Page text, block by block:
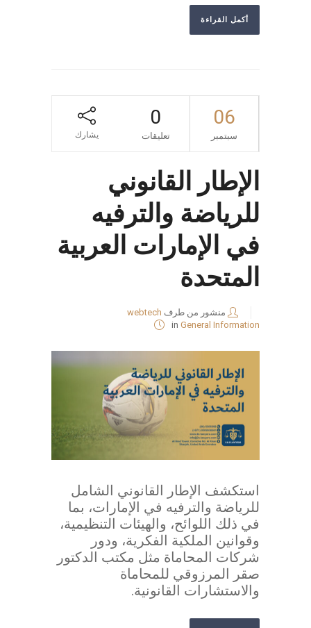
أكمل القراءة
06
سبتمبر
0
تعليقات يشارك
الإطار القانوني
للرياضة والترفيه
في الإمارات العربية
المتحدة
منشور من طرف webtech
in General Information
استكشف الإطار القانوني الشامل
للرياضة والترفيه في الإمارات، بما
في ذلك اللوائح، والهيئات التنظيمية،
وقوانين الملكية الفكرية، ودور
شركات المحاماة مثل مكتب الدكتور
صقر المرزوقي للمحاماة
والاستشارات القانونية.